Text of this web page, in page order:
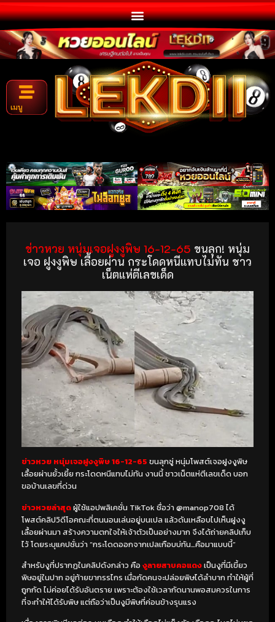
เมนู
ข่าวหวย หนุ่มเจอฝูงงูพิษ 16-12-65 ขนลุก! หนุ่ม
เจอ ฝูงงูพิษ เลื้อยผ่าน กระโดดหนีแทบไม่ทัน ชาว
เน็ตแห่ตีเลขเด็ด
ข่าวหวย หนุ่มเจอฝูงงูพิษ 16-12-65 ขนลุกซู่ หนุ่มโพสต์เจอฝูงงูพิษ
เลื้อยผ่านยั้วเยี้ย กระโดดหนีแทบไม่ทัน งานนี้ ชาวเน็ตแห่ตีเลขเด็ด บอก
ขอบ้านเลขที่ด่วน
ข่าวหวยล่าสุดผู้ใช้แอปพลิเคชั่น TikTok ชื่อว่า @manop708 ได้
โพสต์คลิปวิดีโอคณะที่ตนนอนเล่นอยู่บนเปล แล้วดันเหลือบไปเห็นฝูงงู
เลื้อยผ่านมา สร้างความตกใจให้เจ้าตัวเป็นอย่างมาก จึงได้ถ่ายคลิปเก็บ
ไว้ โดยระบุแคปชั่นว่า “กระโดดออกจากเปลเกือบบ่ทัน…คือมาแบบนี้”
สำหรับงูที่ปรากฏในคลิปดังกล่าว คือ งูลายสาบคอแดงเป็นงูที่มีเขี้ยว
พิษอยู่ในปาก อยู่ท้ายขากรรไกร เมื่อกัดคนจะปล่อยพิษได้ลำบาก ทำให้ผู้ที่
ถูกกัด ไม่ค่อยได้รับอันตราย เพราะต้องใช้เวลากัดนานพอสมควรในการ
ที่จะทำให้ได้รับพิษ แต่ถือว่าเป็นงูมีพิษที่ค่อนข้างรุนแรง